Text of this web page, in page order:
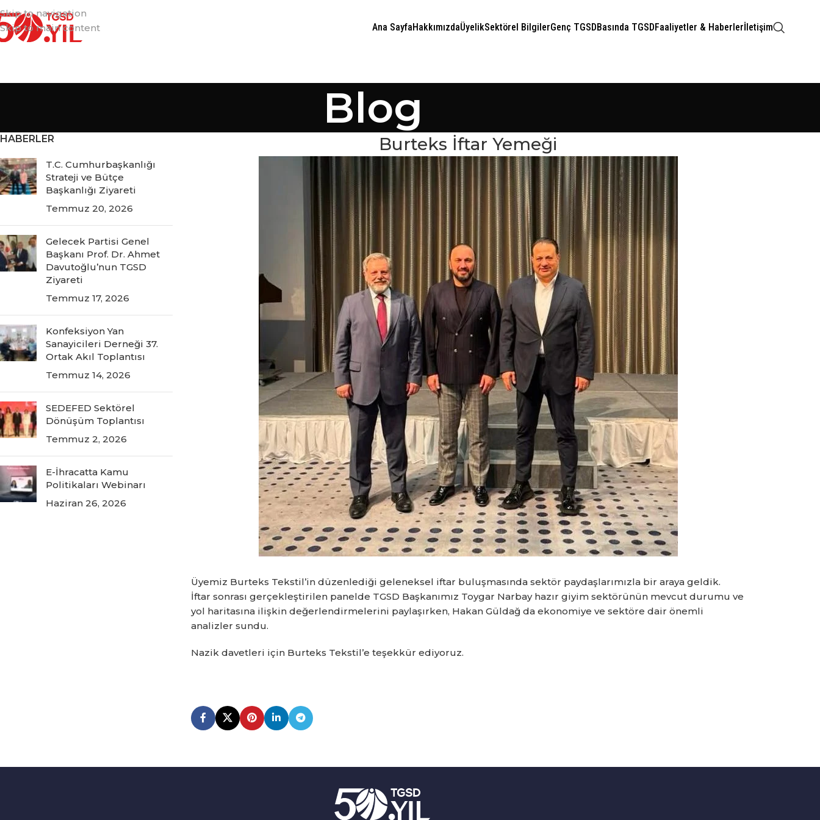
Skip to navigation
Skip to main content
Ana SayfaHakkımızdaÜyelikSektörel BilgilerGenç TGSDBasında TGSDFaaliyetler & Haberlerİletişim
Blog
HABERLER
T.C. Cumhurbaşkanlığı
Strateji ve Bütçe
Başkanlığı Ziyareti
Temmuz 20, 2026
Gelecek Partisi Genel
Başkanı Prof. Dr. Ahmet
Davutoğlu’nun TGSD
Ziyareti
Temmuz 17, 2026
Konfeksiyon Yan
Sanayicileri Derneği 37.
Ortak Akıl Toplantısı
Temmuz 14, 2026
SEDEFED Sektörel
Dönüşüm Toplantısı
Temmuz 2, 2026
E-İhracatta Kamu
Politikaları Webinarı
Haziran 26, 2026
Burteks İftar Yemeği
Üyemiz Burteks Tekstil’in düzenlediği geleneksel iftar buluşmasında sektör paydaşlarımızla bir araya geldik.
İftar sonrası gerçekleştirilen panelde TGSD Başkanımız Toygar Narbay hazır giyim sektörünün mevcut durumu ve
yol haritasına ilişkin değerlendirmelerini paylaşırken, Hakan Güldağ da ekonomiye ve sektöre dair önemli
analizler sundu.
Nazik davetleri için Burteks Tekstil’e teşekkür ediyoruz.